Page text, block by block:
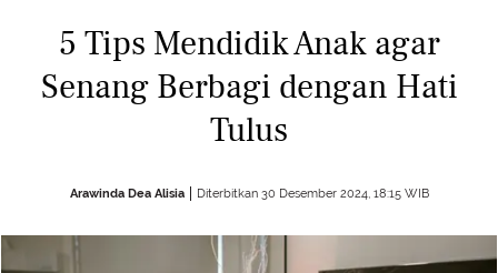
5 Tips Mendidik Anak agar
Senang Berbagi dengan Hati
Tulus
Arawinda Dea Alisia Diterbitkan 30 Desember 2024, 18:15 WIB